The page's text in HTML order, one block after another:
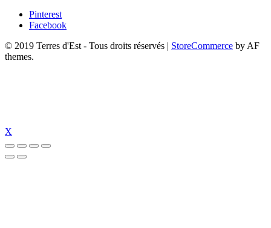
Pinterest
Facebook
© 2019 Terres d'Est - Tous droits réservés
StoreCommerce by AF
themes.
X